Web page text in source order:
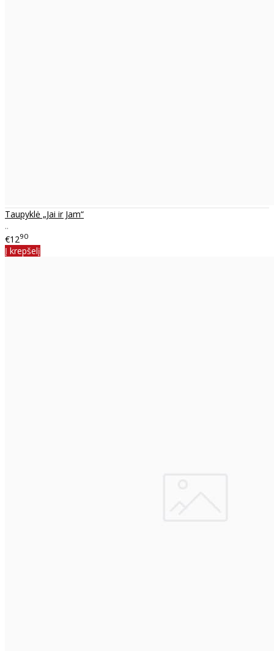
Taupyklė „Jai ir Jam“
..
€1290
Į krepšelį